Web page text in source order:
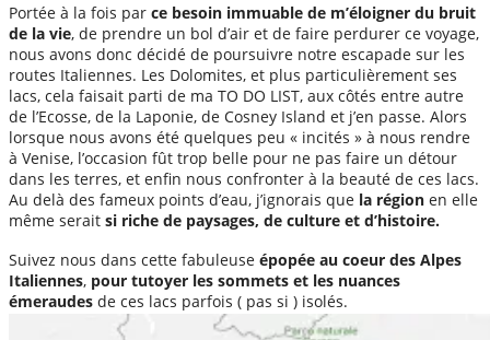
Portée à la fois par ce besoin immuable de m’éloigner du bruit
de la vie, de prendre un bol d’air et de faire perdurer ce voyage,
nous avons donc décidé de poursuivre notre escapade sur les
routes Italiennes. Les Dolomites, et plus particulièrement ses
lacs, cela faisait parti de ma TO DO LIST, aux côtés entre autre
de l’Ecosse, de la Laponie, de Cosney Island et j’en passe. Alors
lorsque nous avons été quelques peu « incités » à nous rendre
à Venise, l’occasion fût trop belle pour ne pas faire un détour
dans les terres, et enfin nous confronter à la beauté de ces lacs.
Au delà des fameux points d’eau, j’ignorais que la région en elle
même serait si riche de paysages, de culture et d’histoire.
Suivez nous dans cette fabuleuse épopée au coeur des Alpes
Italiennes, pour tutoyer les sommets et les nuances
émeraudes de ces lacs parfois ( pas si ) isolés.